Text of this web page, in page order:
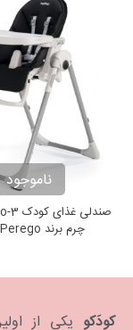
ناموجود
چرم برند Peg-Perego
کودَکو یکی از